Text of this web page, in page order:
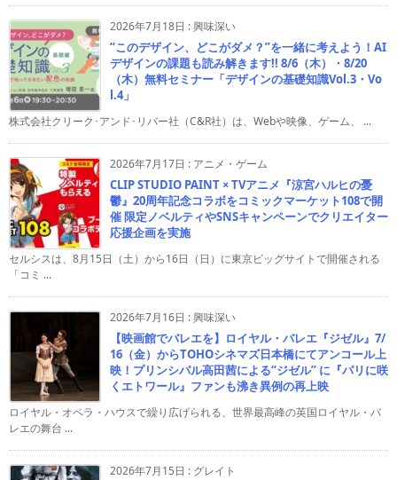
2026年7月18日 :興味深い
“このデザイン、どこがダメ？”を一緒に考えよう！AI
デザインの課題も読み解きます!! 8/6（木）・8/20
（木）無料セミナー「デザインの基礎知識Vol.3・Vo
l.4」
株式会社クリーク･アンド･リバー社（C&R社）は、Webや映像、ゲーム、 ...
2026年7月17日 : アニメ・ゲーム
CLIP STUDIO PAINT × TVアニメ『涼宮ハルヒの憂
鬱』20周年記念コラボをコミックマーケット108で開
催 限定ノベルティやSNSキャンペーンでクリエイター
応援企画を実施
セルシスは、8月15日（土）から16日（日）に東京ビッグサイトで開催される
「コミ ...
2026年7月16日 :興味深い
【映画館でバレエを】ロイヤル・バレエ『ジゼル』7/
16（金）からTOHOシネマズ日本橋にてアンコール上
映！プリンシパル高田茜による“ジゼル” に『パリに咲
くエトワール』ファンも沸き異例の再上映
ロイヤル・オペラ・ハウスで繰り広げられる、世界最高峰の英国ロイヤル・バ
レエの舞台 ...
2026年7月15日 : グレイト